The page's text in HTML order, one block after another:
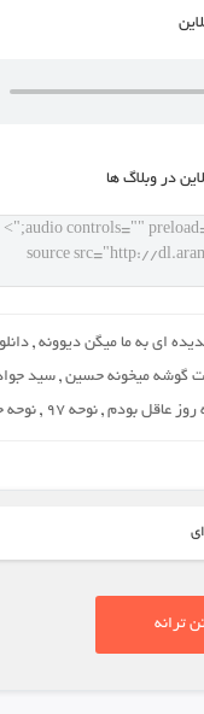
در وبلاگ ها
ای به ما میگن دیوونه,
گوشه میخونه حسین ,سید
روز عاقل بودم ,نوحه 97 ,نوحه
ترانه